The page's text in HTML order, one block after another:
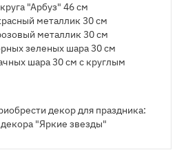
"Арбуз" 46 см​
металлик 30 см
металлик 30 см
зеленых шара 30 см
шара 30 см с круглым
декор для праздника:
"Яркие звезды"